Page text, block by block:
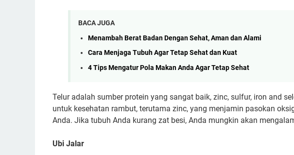
BACA JUGA
Menambah Berat Badan Dengan Sehat, Aman dan Alami
Cara Menjaga Tubuh Agar Tetap Sehat dan Kuat
4 Tips Mengatur Pola Makan Anda Agar Tetap Sehat
Telur adalah sumber protein yang sangat baik, zinc, sulfur, iron and
untuk kesehatan rambut, terutama zinc, yang menjamin pasokan
Anda. Jika tubuh Anda kurang zat besi, Anda mungkin akan
Ubi Jalar